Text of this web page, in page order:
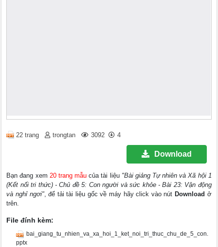
22 trang trongtan 3092 4
Download
Bạn đang xem 20 trang mẫu của tài liệu "Bài giảng Tự nhiên và Xã hội 1
(Kết nối tri thức) - Chủ đề 5: Con người và sức khỏe - Bài 23: Vận động
và nghỉ ngơi", để tải tài liệu gốc về máy hãy click vào nút Download ở
trên.
File đính kèm:
bai_giang_tu_nhien_va_xa_hoi_1_ket_noi_tri_thuc_chu_de_5_con.
pptx